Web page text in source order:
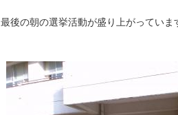
最後の朝の選挙活動が盛り上がっていま